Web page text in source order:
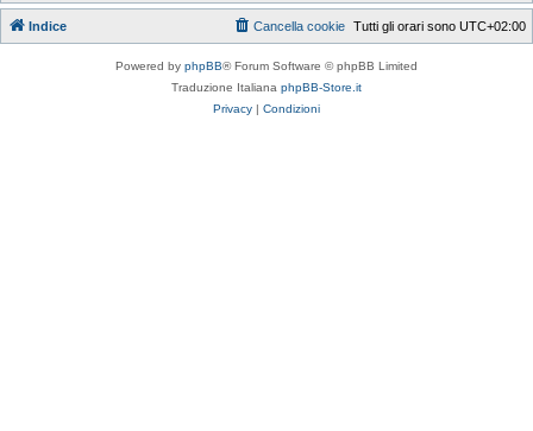
Indice Tutti gli orari sono UTC+02:00
Cancella cookie
Powered by phpBB® Forum Software © phpBB Limited
Traduzione Italiana phpBB-Store.it
Privacy | Condizioni